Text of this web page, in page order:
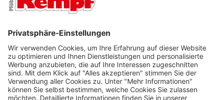
FILIALEN
FOLGEN SIE UNS